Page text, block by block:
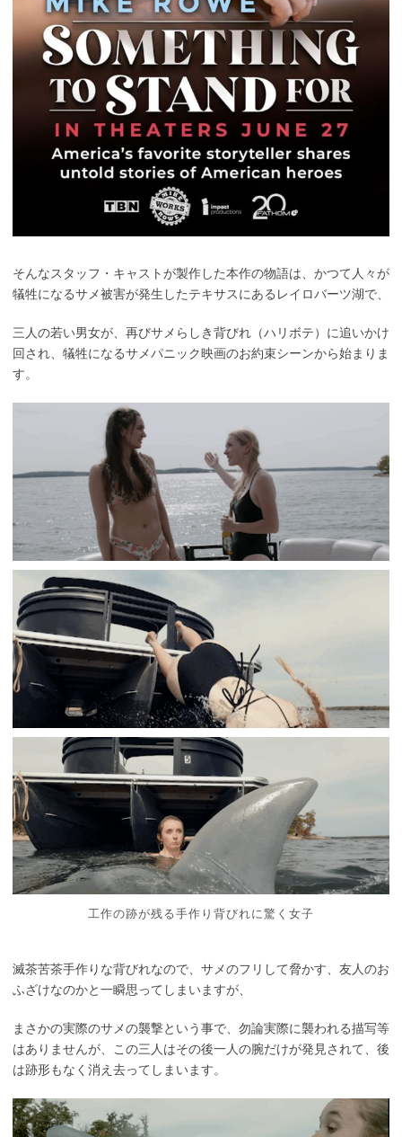
そんなスタッフ・キャストが製作した本作の物語は、かつて人々が
犠牲になるサメ被害が発生したテキサスにあるレイロバーツ湖で、
三人の若い男女が、再びサメらしき背びれ（ハリボテ）に追いかけ
回され、犠牲になるサメパニック映画のお約束シーンから始まりま
す。
工作の跡が残る手作り背びれに驚く女子
滅茶苦茶手作りな背びれなので、サメのフリして脅かす、友人のお
ふざけなのかと一瞬思ってしまいますが、
まさかの実際のサメの襲撃という事で、勿論実際に襲われる描写等
はありませんが、この三人はその後一人の腕だけが発見されて、後
は跡形もなく消え去ってしまいます。